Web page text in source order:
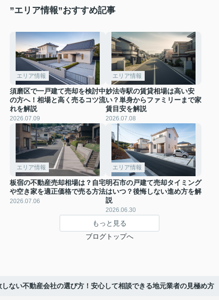
”エリア情報”おすすめ記事
エリア情報
須磨区で一戸建て売却を検討中
の方へ！相場と高く売るコツ流
れを解説
2026.07.09
エリア情報
妙法寺駅の賃貸相場は高い安
い？単身からファミリーまで家
賃目安を解説
2026.07.08
エリア情報
板宿の不動産売却相場は？自宅
や空き家を適正価格で売る方法
2026.07.06
エリア情報
明石市の戸建て売却タイミング
はいつ？後悔しない進め方を解
説
2026.06.30
もっと見る
ブログトップへ
ない不動産会社の選び方！安心して相談できる地元業者の見極め方